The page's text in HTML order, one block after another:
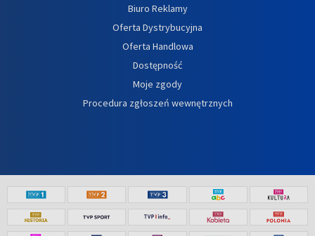
Biuro Reklamy
Oferta Dystrybucyjna
Oferta Handlowa
Dostępność
Moje zgody
Procedura zgłoszeń wewnętrznych